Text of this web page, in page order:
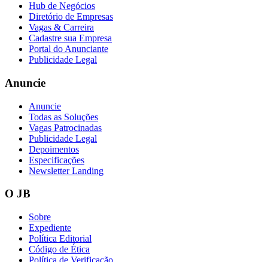
Vasco
Hub de Negócios
Diretório de Empresas
Vagas & Carreira
Cadastre sua Empresa
Portal do Anunciante
Publicidade Legal
Anuncie
Anuncie
Todas as Soluções
Vagas Patrocinadas
Publicidade Legal
Depoimentos
Especificações
Newsletter Landing
O JB
Sobre
Expediente
Política Editorial
Código de Ética
Política de Verificação